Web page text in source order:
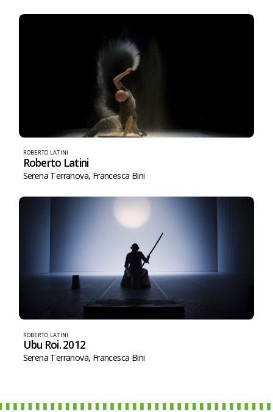
ROBERTO LATINI
Roberto Latini
Serena Terranova, Francesca Bini
ROBERTO LATINI
Ubu Roi. 2012
Serena Terranova, Francesca Bini